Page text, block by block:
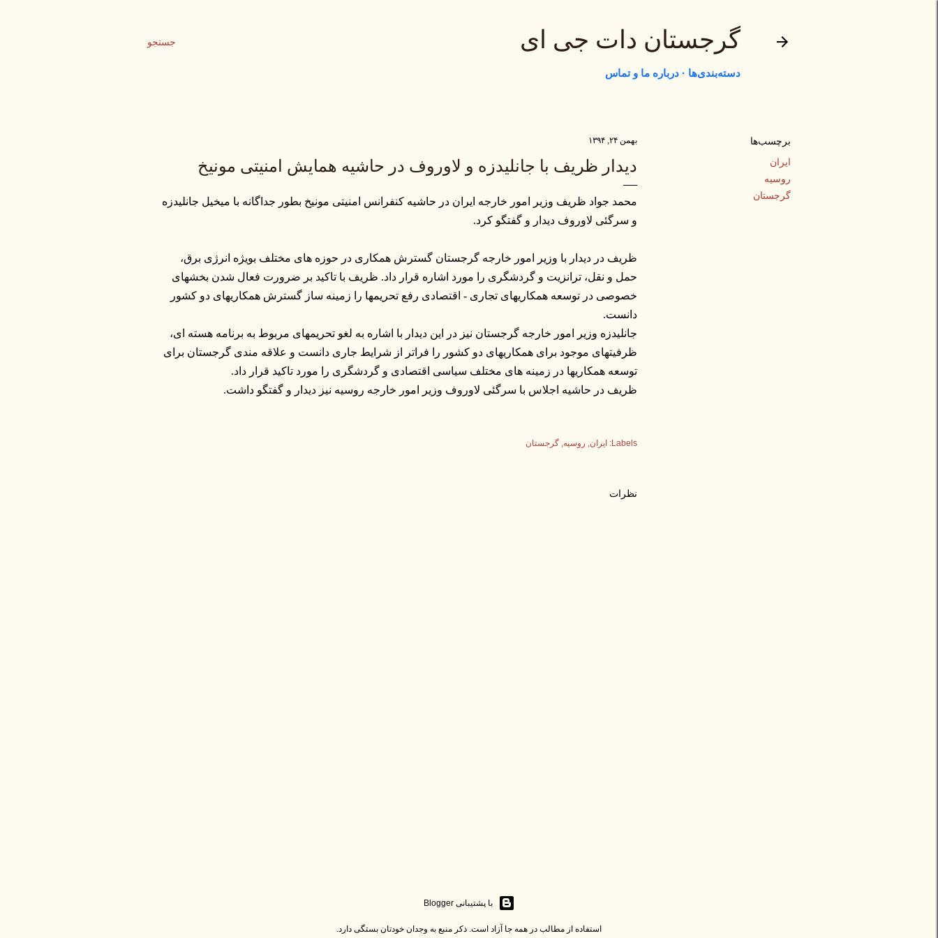
جستجو گرجستان دات جی ای
دسته‌بندی‌ها درباره ما و تماس
برچسب‌ها
ایران
روسیه
گرجستان
بهمن ۲۴, ۱۳۹۴
دیدار ظریف با جانلیدزه و لاوروف در حاشیه همایش امنیتی مونیخ
محمد جواد ظریف وزیر امور خارجه ایران در حاشیه کنفرانس امنیتی مونیخ بطور جداگانه با میخیل جانلیدزه
و سرگئی لاوروف دیدار و گفتگو کرد.
ظریف در دیدار با وزیر امور خارجه گرجستان گسترش همکاری در حوزه های مختلف بویژه انرژی برق،
حمل و نقل، ترانزیت و گردشگری را مورد اشاره قرار داد. ظریف با تاکید بر ضرورت فعال شدن بخشهای
خصوصی در توسعه همکاریهای تجاری - اقتصادی رفع تحریمها را زمینه ساز گسترش همکاریهای دو کشور
دانست.
جانلیدزه وزیر امور خارجه گرجستان نیز در این دیدار با اشاره به لغو تحریمهای مربوط به برنامه هسته ای،
ظرفیتهای موجود برای همکاریهای دو کشور را فراتر از شرایط جاری دانست و علاقه مندی گرجستان برای
توسعه همکاریها در زمینه های مختلف سیاسی اقتصادی و گردشگری را مورد تاکید قرار داد.
ظریف در حاشیه اجلاس با سرگئی لاوروف وزیر امور خارجه روسیه نیز دیدار و گفتگو داشت.
Labels: ایران روسیه گرجستان
نظرات
‏با پشتیبانی Blogger
استفاده از مطالب در همه جا آزاد است. ذکر منبع به وجدان خودتان بستگی دارد.